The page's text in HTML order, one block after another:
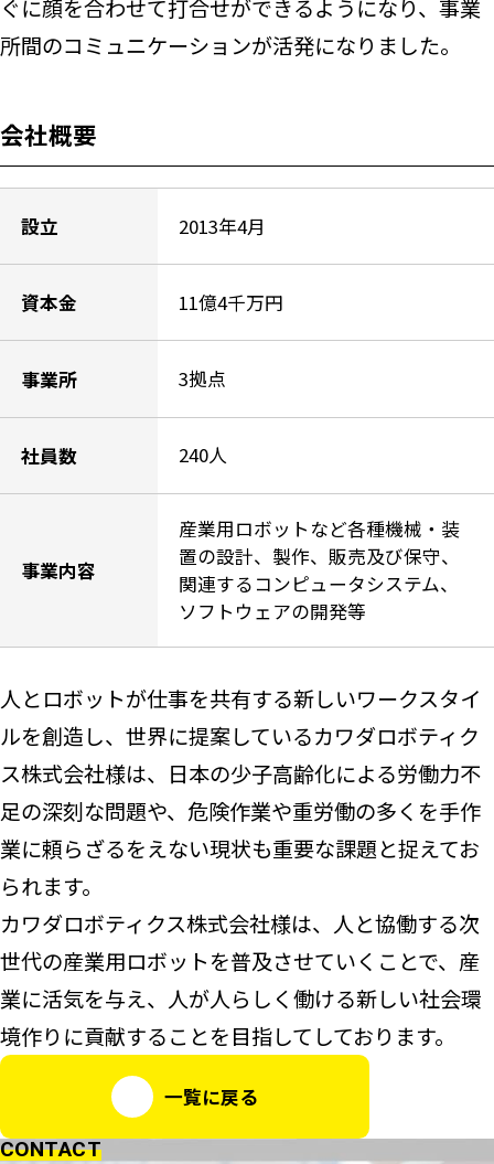
ぐに顔を合わせて打合せができるようになり、事業
所間のコミュニケーションが活発になりました。
会社概要
設立 2013年4月
資本金 11億4千万円
事業所 3拠点
社員数 240人
事業内容
産業用ロボットなど各種機械・装
置の設計、製作、販売及び保守、
関連するコンピュータシステム、
ソフトウェアの開発等
人とロボットが仕事を共有する新しいワークスタイ
ルを創造し、世界に提案しているカワダロボティク
ス株式会社様は、日本の少子高齢化による労働力不
足の深刻な問題や、危険作業や重労働の多くを手作
業に頼らざるをえない現状も重要な課題と捉えてお
られます。
カワダロボティクス株式会社様は、人と協働する次
世代の産業用ロボットを普及させていくことで、産
業に活気を与え、人が人らしく働ける新しい社会環
境作りに貢献することを目指してしております。
一覧に戻る
CONTACT